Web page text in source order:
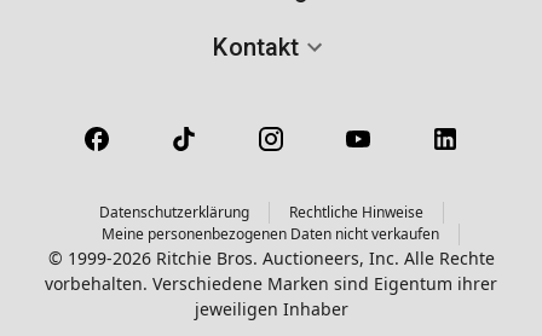
Kontakt
Datenschutzerklärung
Rechtliche Hinweise
Meine personenbezogenen Daten nicht verkaufen
© 1999-2026 Ritchie Bros. Auctioneers, Inc. Alle Rechte
vorbehalten. Verschiedene Marken sind Eigentum ihrer
jeweiligen Inhaber